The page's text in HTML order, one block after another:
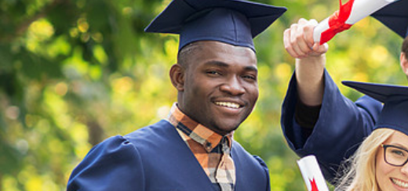
Skip
to
content